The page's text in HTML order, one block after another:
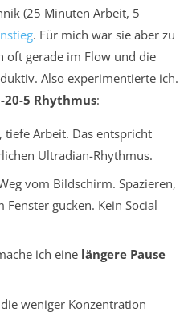
(25 Minuten Arbeit, 5
. Für mich war sie aber zu
oft gerade im Flow und die
Also experimentierte ich.
20-5 Rhythmus:
tiefe Arbeit. Das entspricht
Ultradian-Rhythmus.
vom Bildschirm. Spazieren,
gucken. Kein Social
ich eine längere Pause
weniger Konzentration